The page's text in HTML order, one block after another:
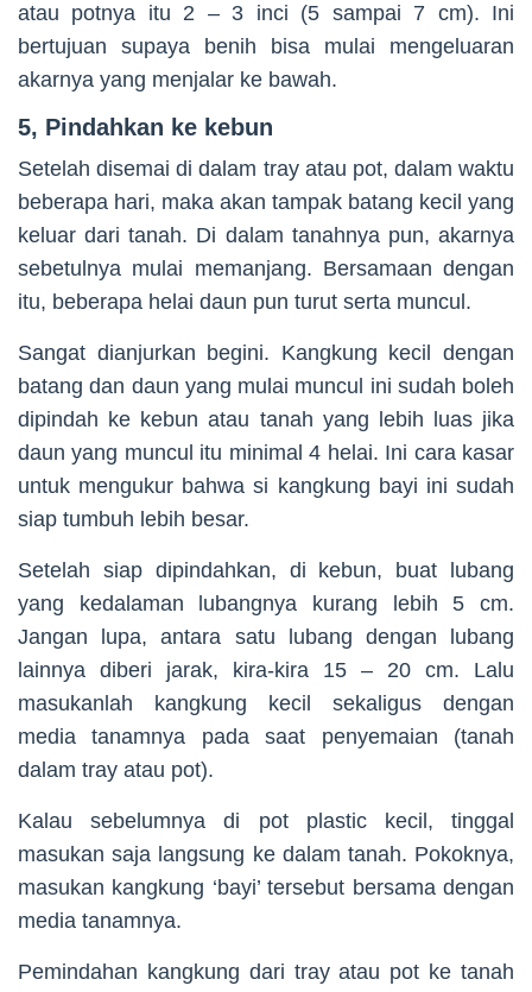
atau potnya itu 2 – 3 inci (5 sampai 7 cm). Ini
bertujuan supaya benih bisa mulai mengeluaran
akarnya yang menjalar ke bawah.
5, Pindahkan ke kebun
Setelah disemai di dalam tray atau pot, dalam waktu
beberapa hari, maka akan tampak batang kecil yang
keluar dari tanah. Di dalam tanahnya pun, akarnya
sebetulnya mulai memanjang. Bersamaan dengan
itu, beberapa helai daun pun turut serta muncul.
Sangat dianjurkan begini. Kangkung kecil dengan
batang dan daun yang mulai muncul ini sudah boleh
dipindah ke kebun atau tanah yang lebih luas jika
daun yang muncul itu minimal 4 helai. Ini cara kasar
untuk mengukur bahwa si kangkung bayi ini sudah
siap tumbuh lebih besar.
Setelah siap dipindahkan, di kebun, buat lubang
yang kedalaman lubangnya kurang lebih 5 cm.
Jangan lupa, antara satu lubang dengan lubang
lainnya diberi jarak, kira-kira 15 – 20 cm. Lalu
masukanlah kangkung kecil sekaligus dengan
media tanamnya pada saat penyemaian (tanah
dalam tray atau pot).
Kalau sebelumnya di pot plastic kecil, tinggal
masukan saja langsung ke dalam tanah. Pokoknya,
masukan kangkung ‘bayi’ tersebut bersama dengan
media tanamnya.
Pemindahan kangkung dari tray atau pot ke tanah